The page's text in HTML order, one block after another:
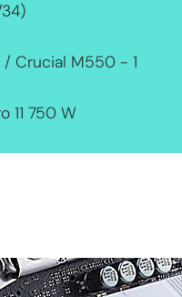
Crucial M550 - 1
11 750 W